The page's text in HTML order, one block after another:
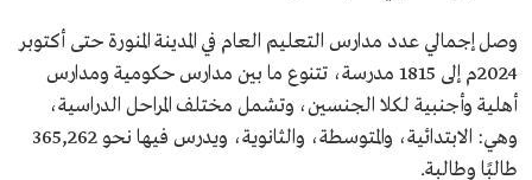
وصل إجمالي عدد مدارس التعليم العام في المدينة المنورة حتى أكتوبر
2024م إلى 1815 مدرسة، تتنوع ما بين مدارس حكومية ومدارس
أهلية وأجنبية لكلا الجنسين، وتشمل مختلف المراحل الدراسية،
وهي: الابتدائية، والمتوسطة، والثانوية، ويدرس فيها نحو 365,262
طالبًا وطالبة.